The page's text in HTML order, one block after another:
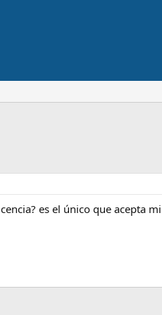
es el único que acepta